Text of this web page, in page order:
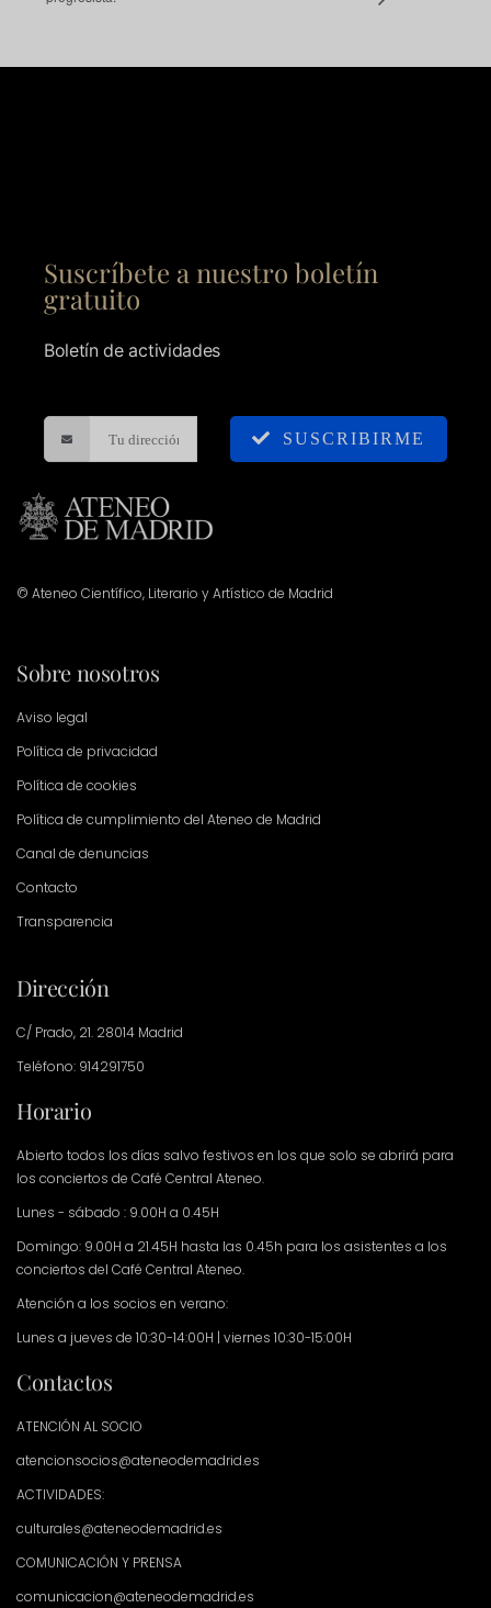
Suscríbete a nuestro boletín
gratuito
Boletín de actividades
SUSCRIBIRME
© Ateneo Científico, Literario y Artístico de Madrid
Sobre nosotros
Aviso legal
Política de privacidad
Política de cookies
Política de cumplimiento del Ateneo de Madrid
Canal de denuncias
Contacto
Transparencia
Dirección
C/ Prado, 21. 28014 Madrid
Teléfono: 914291750
Horario
Abierto todos los días salvo festivos en los que solo se abrirá para
los conciertos de Café Central Ateneo.
Lunes - sábado : 9.00H a 0.45H
Domingo: 9.00H a 21.45H hasta las 0.45h para los asistentes a los
conciertos del Café Central Ateneo.
Atención a los socios en verano:
Lunes a jueves de 10:30-14:00H | viernes 10:30-15:00H
Contactos
ATENCIÓN AL SOCIO
atencionsocios@ateneodemadrid.es
ACTIVIDADES:
culturales@ateneodemadrid.es
COMUNICACIÓN Y PRENSA
comunicacion@ateneodemadrid.es